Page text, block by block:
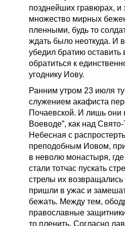
позднейших гравюрах, и
множество мирных
пленными, будь то
ждать было неоткуда. И
убедил братию
обратиться к
угоднику Иову.
Ранним утром 23 июля
служением акафиста
Почаевской. И лишь они
Воеводе”, как над
Небесная с
преподобным Иовом,
в неволю монастыря,
стали тотчас пускать
стрелы их
пришли в ужас и
бежать. Между тем,
православные
то пленить. Согласно